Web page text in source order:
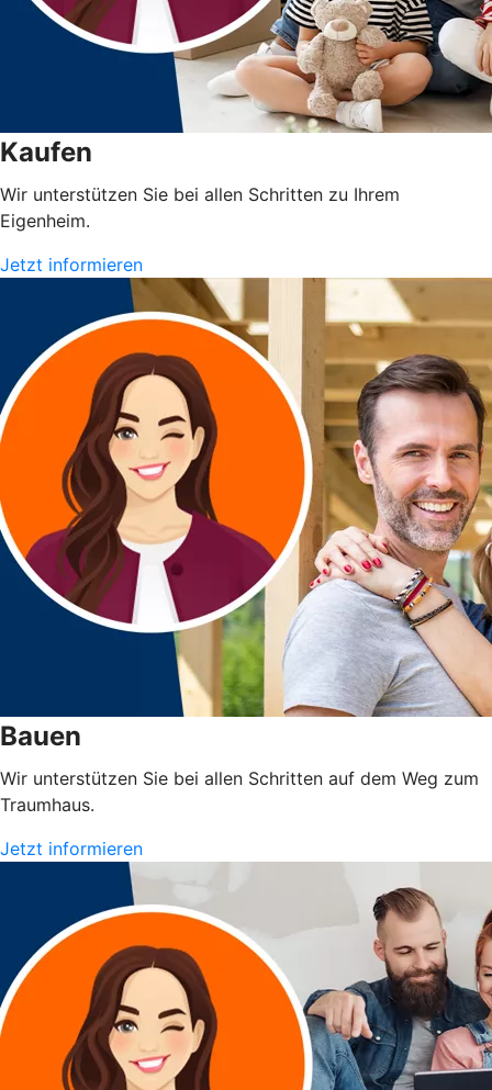
Kaufen
Wir unterstützen Sie bei allen Schritten zu Ihrem
Eigenheim.
Jetzt informieren
Bauen
Wir unterstützen Sie bei allen Schritten auf dem Weg zum
Traumhaus.
Jetzt informieren